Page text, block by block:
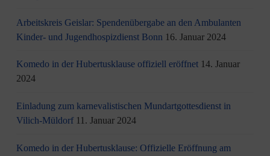
Arbeitskreis Geislar: Spendenübergabe an den Ambulanten
Kinder- und Jugendhospizdienst Bonn 16. Januar 2024
Komedo in der Hubertusklause offiziell eröffnet 14. Januar
2024
Einladung zum karnevalistischen Mundartgottesdienst in
Vilich-Müldorf 11. Januar 2024
Komedo in der Hubertusklause: Offizielle Eröffnung am